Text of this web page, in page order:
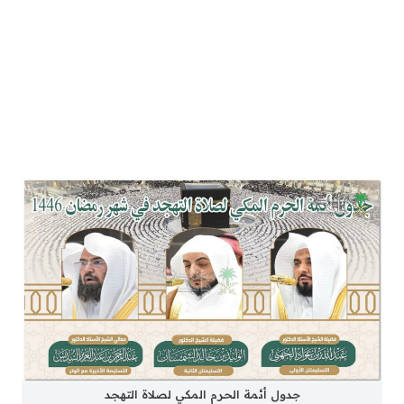
جدول أئمة الحرم المكي لصلاة التهجد